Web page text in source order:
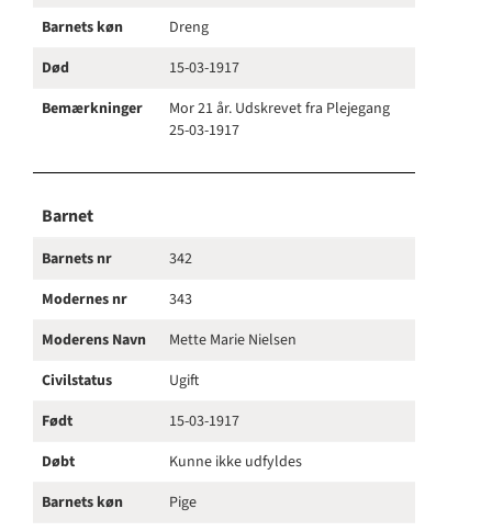
Barnets køn
Dreng
Død
15-03-1917
Bemærkninger
Mor 21 år. Udskrevet fra Plejegang
25-03-1917
Barnet
Barnets nr
342
Modernes nr
343
Moderens Navn
Mette Marie Nielsen
Civilstatus
Ugift
Født
15-03-1917
Døbt
Kunne ikke udfyldes
Barnets køn
Pige